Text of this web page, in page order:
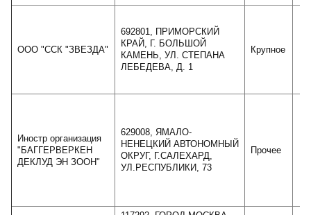
ООО "ССК "ЗВЕЗДА"
692801, ПРИМОРСКИЙ
КРАЙ, Г. БОЛЬШОЙ
КАМЕНЬ, УЛ. СТЕПАНА
ЛЕБЕДЕВА, Д. 1
Крупное
Иностр организация
"БАГГЕРВЕРКЕН
ДЕКЛУД ЭН ЗООН"
629008, ЯМАЛО-
НЕНЕЦКИЙ АВТОНОМНЫЙ
ОКРУГ, Г.САЛЕХАРД,
УЛ.РЕСПУБЛИКИ, 73
Прочее